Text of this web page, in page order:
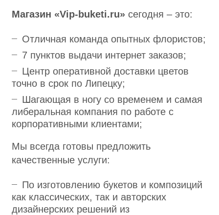
Магазин «Vip-buketi.ru» сегодня – это:
Отличная команда опытных флористов;
7 пунктов выдачи интернет заказов;
Центр оперативной доставки цветов
точно в срок по Липецку;
Шагающая в ногу со временем и самая
либеральная компания по работе с
корпоративными клиентами;
Мы всегда готовы предложить
качественные услуги:
По изготовлению букетов и композиций
как классических, так и авторских
дизайнерских решений из